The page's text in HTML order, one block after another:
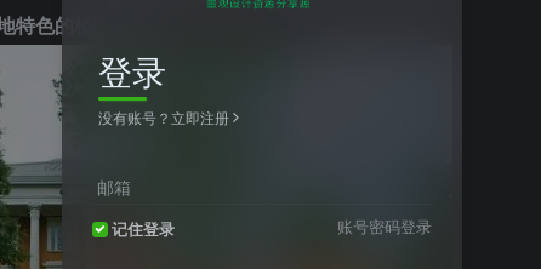
色的植物景观。
登录
没有账号？立即注册
邮箱
记住登录 账号密码登录